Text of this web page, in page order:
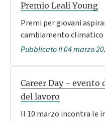
Premio Leali Young
Premi per giovani
cambiamento climatico
Pubblicato il 04 marzo
Career Day -
del lavoro
Il 10 marzo incontra le